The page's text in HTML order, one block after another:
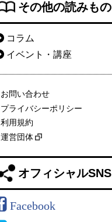
その他の読みもの
コラム
イベント・講座
お問い合わせ
プライバシーポリシー
利用規約
運営団体
オフィシャルSNS
Facebook